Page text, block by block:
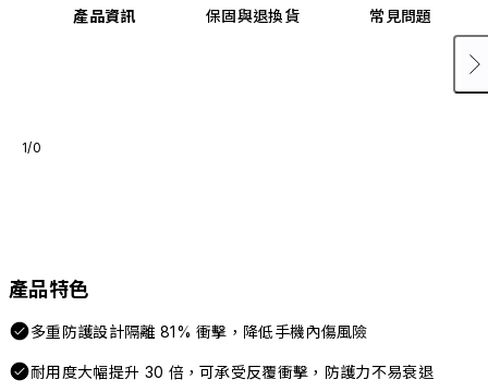
產品資訊 保固與退換貨 常見問題
1/0
產品特色
多重防護設計隔離 81% 衝擊，降低手機內傷風險
耐用度大幅提升 30 倍，可承受反覆衝擊，防護力不易衰退